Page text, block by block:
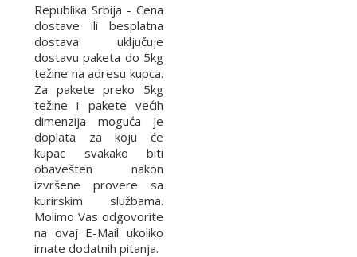
Republika Srbija - Cena
dostave ili besplatna
dostava uključuje
dostavu paketa do 5kg
težine na adresu kupca.
Za pakete preko 5kg
težine i pakete većih
dimenzija moguća je
doplata za koju će
kupac svakako biti
obavešten nakon
izvršene provere sa
kurirskim službama.
Molimo Vas odgovorite
na ovaj E-Mail ukoliko
imate dodatnih pitanja.